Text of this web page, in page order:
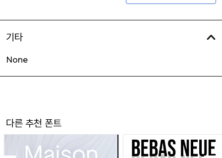
기타
None
다른 추천 폰트